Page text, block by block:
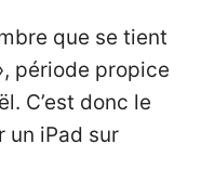
que se tient
période propice
C’est donc le
un iPad sur